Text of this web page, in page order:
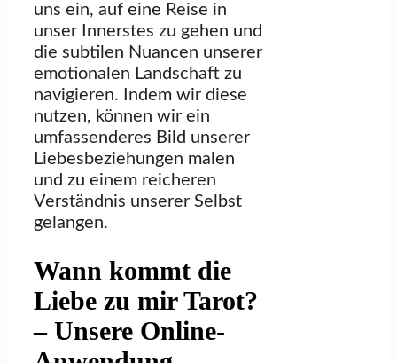
uns ein, auf eine Reise in
unser Innerstes zu gehen und
die subtilen Nuancen unserer
emotionalen Landschaft zu
navigieren. Indem wir diese
nutzen, können wir ein
umfassenderes Bild unserer
Liebesbeziehungen malen
und zu einem reicheren
Verständnis unserer Selbst
gelangen.
Wann kommt die
Liebe zu mir Tarot?
– Unsere Online-